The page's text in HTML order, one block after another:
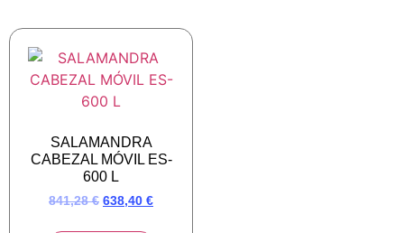
SALAMANDRA
CABEZAL MÓVIL ES-
600 L
841,28€ 638,40 €